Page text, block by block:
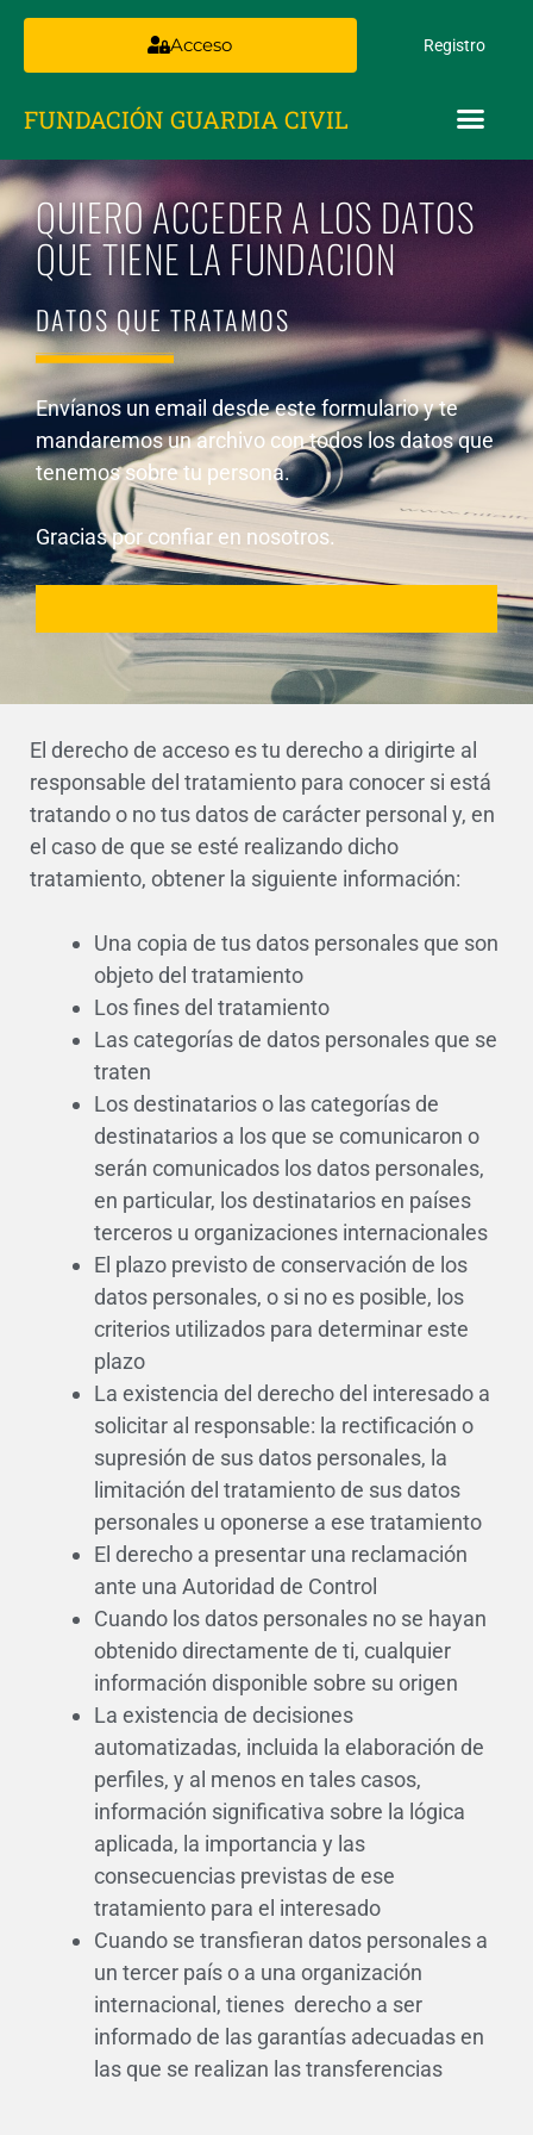
Acceso Registro
FUNDACIÓN GUARDIA CIVIL
QUIERO ACCEDER A LOS DATOS
QUE TIENE LA FUNDACION
DATOS QUE TRATAMOS
Envíanos un email desde este formulario y te
mandaremos un archivo con todos los datos que
tenemos sobre tu persona.
Gracias por confiar en nosotros.
El derecho de acceso es tu derecho a dirigirte al
responsable del tratamiento para conocer si está
tratando o no tus datos de carácter personal y, en
el caso de que se esté realizando dicho
tratamiento, obtener la siguiente información:
Una copia de tus datos personales que son
objeto del tratamiento
Los fines del tratamiento
Las categorías de datos personales que se
traten
Los destinatarios o las categorías de
destinatarios a los que se comunicaron o
serán comunicados los datos personales,
en particular, los destinatarios en países
terceros u organizaciones internacionales
El plazo previsto de conservación de los
datos personales, o si no es posible, los
criterios utilizados para determinar este
plazo
La existencia del derecho del interesado a
solicitar al responsable: la rectificación o
supresión de sus datos personales, la
limitación del tratamiento de sus datos
personales u oponerse a ese tratamiento
El derecho a presentar una reclamación
ante una Autoridad de Control
Cuando los datos personales no se hayan
obtenido directamente de ti, cualquier
información disponible sobre su origen
La existencia de decisiones
automatizadas, incluida la elaboración de
perfiles, y al menos en tales casos,
información significativa sobre la lógica
aplicada, la importancia y las
consecuencias previstas de ese
tratamiento para el interesado
Cuando se transfieran datos personales a
un tercer país o a una organización
internacional, tienes derecho a ser
informado de las garantías adecuadas en
las que se realizan las transferencias